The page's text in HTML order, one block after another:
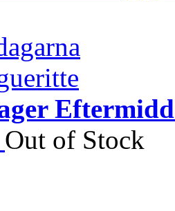
Out of Stock